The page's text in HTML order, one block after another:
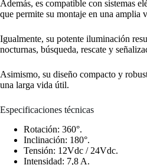
Además, es compatible con sistemas
que permite su montaje en una amplia
Igualmente, su potente iluminación
nocturnas, búsqueda, rescate y
Asimismo, su diseño compacto y
una larga vida útil.
Especificaciones técnicas
Rotación: 360°.
Inclinación: 180°.
Tensión: 12Vdc / 24Vdc.
Intensidad: 7,8 A.